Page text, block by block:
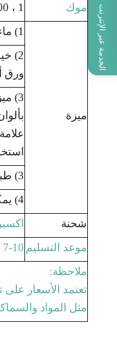
الخدمة عبر الإنترنت
موك
1 ، 000 قطعة
ميزة
1) ماء ولزج
2)
ورق
3) طباعة ذات نوعية جيدة ودائمة
4) يمكن التخلص منها ، معقمة ، قابلة للتحلل الحيوي ، معاد تدويرها.
شحنة
موعد التسليم 7-10 أيام لصنع العينات ، 7-10 أيام للإنتاج بالجملة
ملاحظة:
تعتمد الأسعار
مثل المواد